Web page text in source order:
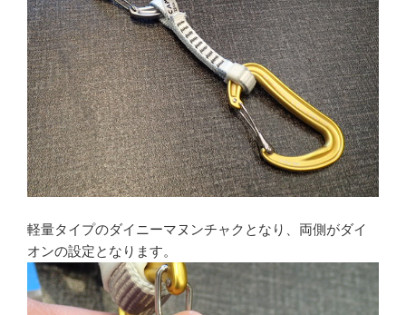
軽量タイプのダイニーマヌンチャクとなり、両側がダイ
オンの設定となります。